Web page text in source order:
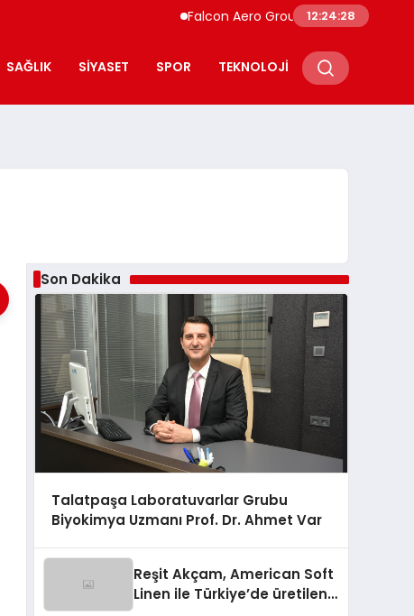
Falcon Aero Group, Havacılıkta Türkiye
12:24:29
SAĞLIK SIYASET SPOR TEKNOLOJI
Son Dakika
Talatpaşa Laboratuvarlar Grubu
Biyokimya Uzmanı Prof. Dr. Ahmet Var
Reşit Akçam, American Soft
Linen ile Türkiye’de üretilen